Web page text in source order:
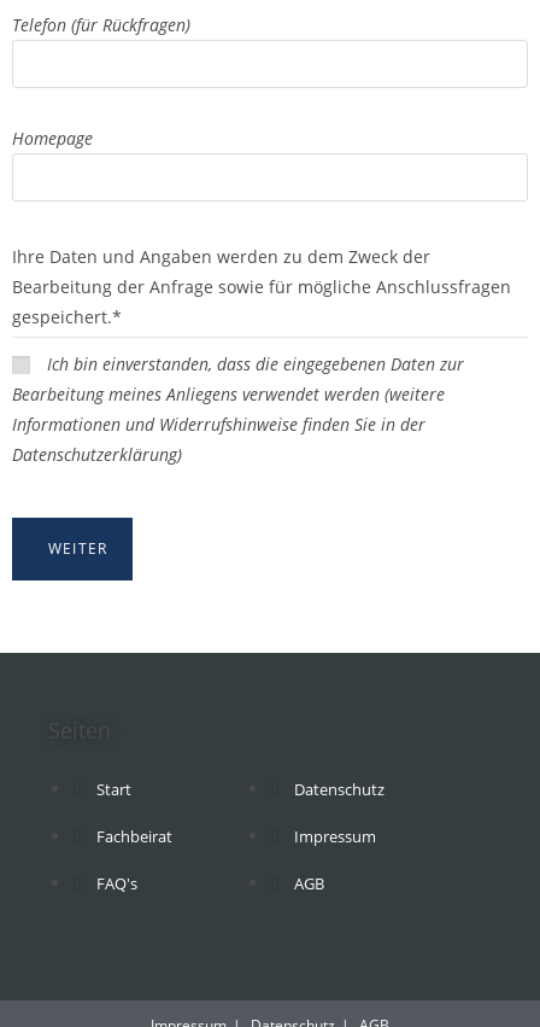
Telefon (für Rückfragen)
Homepage
Ihre Daten und Angaben werden zu dem Zweck der
Bearbeitung der Anfrage sowie für mögliche Anschlussfragen
gespeichert.*
Ich bin einverstanden, dass die eingegebenen Daten zur
Bearbeitung meines Anliegens verwendet werden (weitere
Informationen und Widerrufshinweise finden Sie in der
Datenschutzerklärung)
Seiten
Start
Fachbeirat
FAQ's
Datenschutz
Impressum
AGB